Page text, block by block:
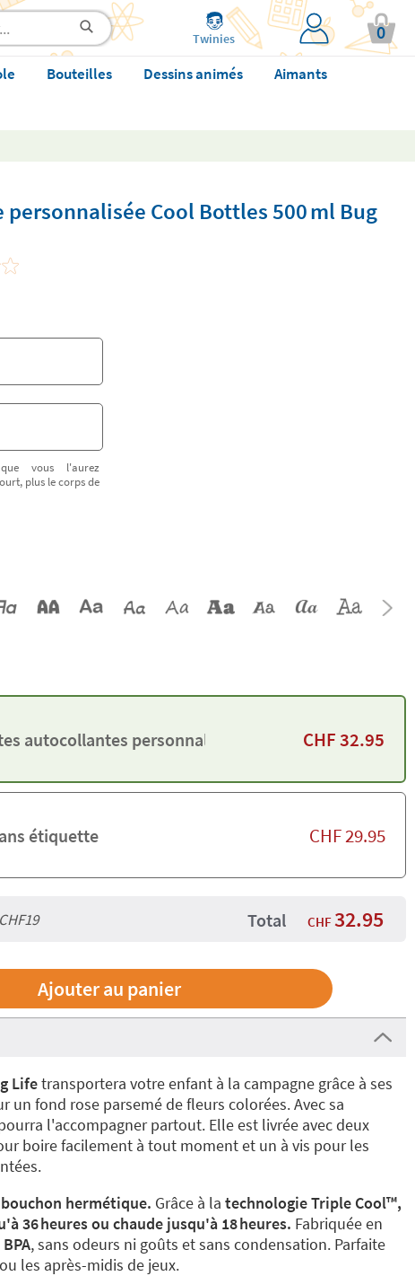
Twinies 0
Bouteilles Dessins animés
Aimants
Cool Bottles 500 ml Bug
vous l'aurez
plus le corps de
autocollantes personnalisées CHF32.95
étiquette CHF29.95
CHF19 Total CHF 32.95
Lifetransportera votre enfant à la campagne grâce à ses
un fond rose parsemé de fleurs colorées. Avec sa
l'accompagner partout. Elle est livrée avec deux
boire facilement à tout moment et un à vis pour les
bouchon hermétique. Grâce à la technologie Triple Cool™️,
36 heures ou chaude jusqu'à 18 heures. Fabriquée en
, sans odeurs ni goûts et sans condensation. Parfaite
les après-midis de jeux.